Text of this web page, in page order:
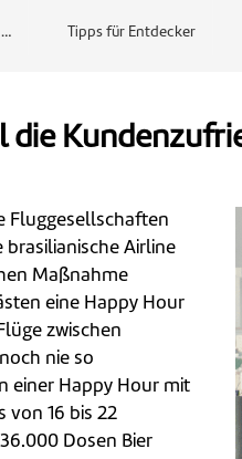
… Tipps für Entdecker
die
Fluggesellschaften
Airline
Maßnahme
eine Happy Hour
zwischen
nie so
einer Happy Hour mit
von 16 bis 22
Dosen Bier